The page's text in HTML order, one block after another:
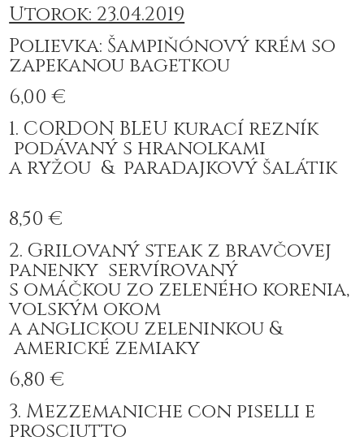
Utorok: 23.04.2019
Polievka: Šampiňónový krém so
zapekanou bagetkou
6,00 €
1. CORDON BLEU kurací rezník
podávaný s hranolkami
a ryžou & paradajkový šalátik
8,50 €
2. Grilovaný steak z bravčovej
panenky servírovaný
s omáčkou zo zeleného korenia,
volským okom
a anglickou zeleninkou &
americké zemiaky
6,80 €
3. Mezzemaniche con piselli e
prosciutto